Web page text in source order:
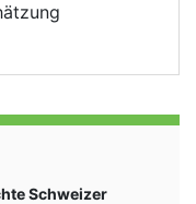
Schweizer